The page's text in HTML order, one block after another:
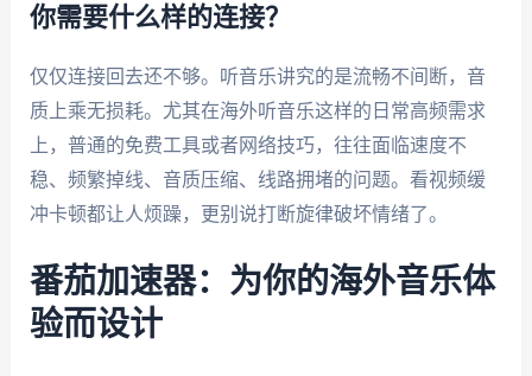
你需要什么样的连接？
仅仅连接回去还不够。听音乐讲究的是流畅不间断，音
质上乘无损耗。尤其在海外听音乐这样的日常高频需求
上，普通的免费工具或者网络技巧，往往面临速度不
稳、频繁掉线、音质压缩、线路拥堵的问题。看视频缓
冲卡顿都让人烦躁，更别说打断旋律破坏情绪了。
番茄加速器：为你的海外音乐体
验而设计